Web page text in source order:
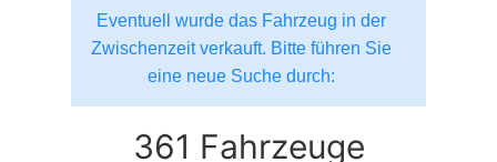
Eventuell wurde das Fahrzeug in der
Zwischenzeit verkauft. Bitte führen Sie
eine neue Suche durch:
361 Fahrzeuge